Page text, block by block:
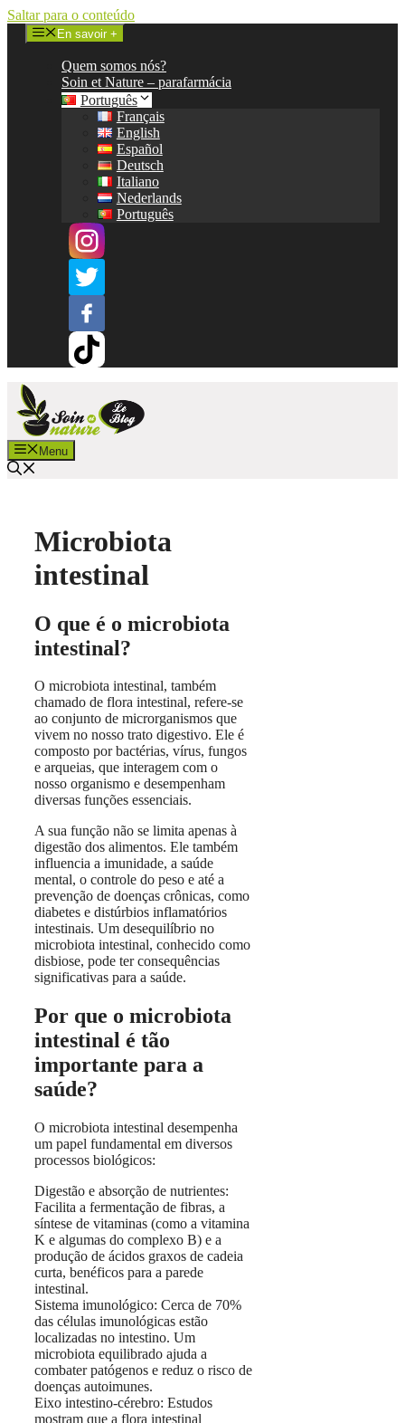
Saltar para o conteúdo
En savoir +
Quem somos nós?
Soin et Nature – parafarmácia
Português
Français
English
Español
Deutsch
Italiano
Nederlands
Português
Menu
Microbiota
intestinal
O que é o microbiota
intestinal?
O microbiota intestinal, também
chamado de flora intestinal, refere-se
ao conjunto de microrganismos que
vivem no nosso trato digestivo. Ele é
composto por bactérias, vírus, fungos
e arqueias, que interagem com o
nosso organismo e desempenham
diversas funções essenciais.
A sua função não se limita apenas à
digestão dos alimentos. Ele também
influencia a imunidade, a saúde
mental, o controle do peso e até a
prevenção de doenças crônicas, como
diabetes e distúrbios inflamatórios
intestinais. Um desequilíbrio no
microbiota intestinal, conhecido como
disbiose, pode ter consequências
significativas para a saúde.
Por que o microbiota
intestinal é tão
importante para a
saúde?
O microbiota intestinal desempenha
um papel fundamental em diversos
processos biológicos:
Digestão e absorção de nutrientes:
Facilita a fermentação de fibras, a
síntese de vitaminas (como a vitamina
K e algumas do complexo B) e a
produção de ácidos graxos de cadeia
curta, benéficos para a parede
intestinal.
Sistema imunológico: Cerca de 70%
das células imunológicas estão
localizadas no intestino. Um
microbiota equilibrado ajuda a
combater patógenos e reduz o risco de
doenças autoimunes.
Eixo intestino-cérebro: Estudos
mostram que a flora intestinal